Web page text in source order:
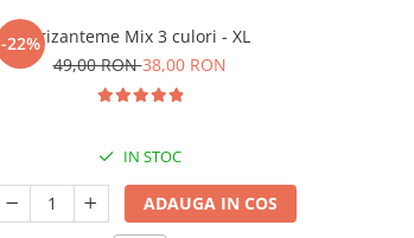
-22%Crizanteme Mix 3 culori - XL
49,00 RON38,00 RON
IN STOC
ADAUGA IN COS